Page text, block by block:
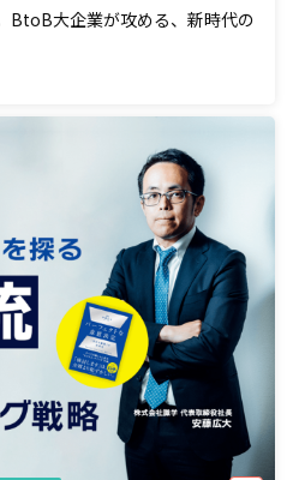
BtoB大企業が攻める、新時代の